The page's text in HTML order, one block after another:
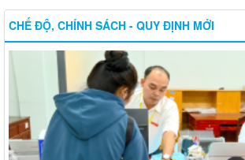
CHẾ ĐỘ, CHÍNH SÁCH - QUY ĐỊNH MỚI